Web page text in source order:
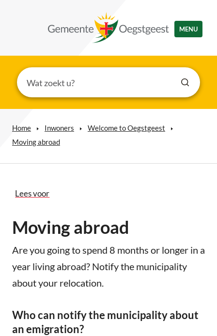
MENU
Home Inwoners
Welcome to Oegstgeest
Moving abroad
Lees voor
Moving abroad
Are you going to spend 8 months or longer in a
year living abroad? Notify the municipality
about your relocation.
Who can notify the municipality about
an emigration?